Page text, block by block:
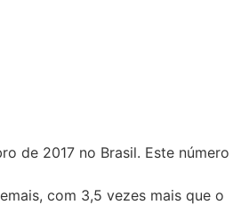
de 2017 no Brasil. Este número
com 3,5 vezes mais que o